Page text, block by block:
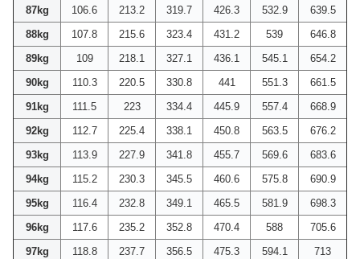
87kg
106.6 213.2 319.7 426.3 532.9
639.5
88kg
107.8 215.6 323.4 431.2 539
646.8
89kg
109 218.1 327.1 436.1 545.1
654.2
90kg
110.3 220.5 330.8 441 551.3
661.5
91kg
111.5 223 334.4 445.9 557.4
668.9
92kg
112.7 225.4 338.1 450.8 563.5
676.2
93kg
113.9 227.9 341.8 455.7 569.6
683.6
94kg
115.2 230.3 345.5 460.6 575.8
690.9
95kg
116.4 232.8 349.1 465.5 581.9
698.3
96kg
117.6 235.2 352.8 470.4 588
705.6
97kg
118.8 237.7 356.5 475.3 594.1
713